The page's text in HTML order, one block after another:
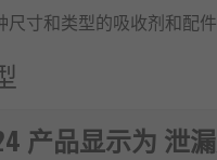
尺寸和类型的吸收剂和配
因品牌而异，但一般包含
产品显示为 泄